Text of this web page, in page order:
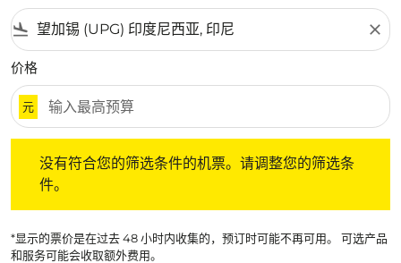
flight_land close
价格
元
没有符合您的筛选条件的机票。请调整您的筛选条
件。
*显示的票价是在过去 48 小时内收集的，预订时可能不再可用。 可选产品
和服务可能会收取额外费用。